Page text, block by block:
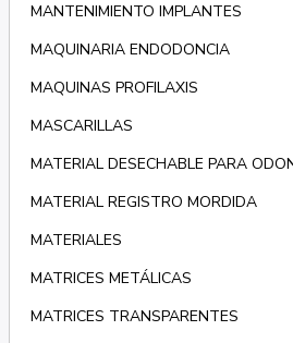
MANTENIMIENTO IMPLANTES
MAQUINARIA ENDODONCIA
MAQUINAS PROFILAXIS
MASCARILLAS
MATERIAL DESECHABLE PARA
MATERIAL REGISTRO MORDIDA
MATERIALES
MATRICES METÁLICAS
MATRICES TRANSPARENTES